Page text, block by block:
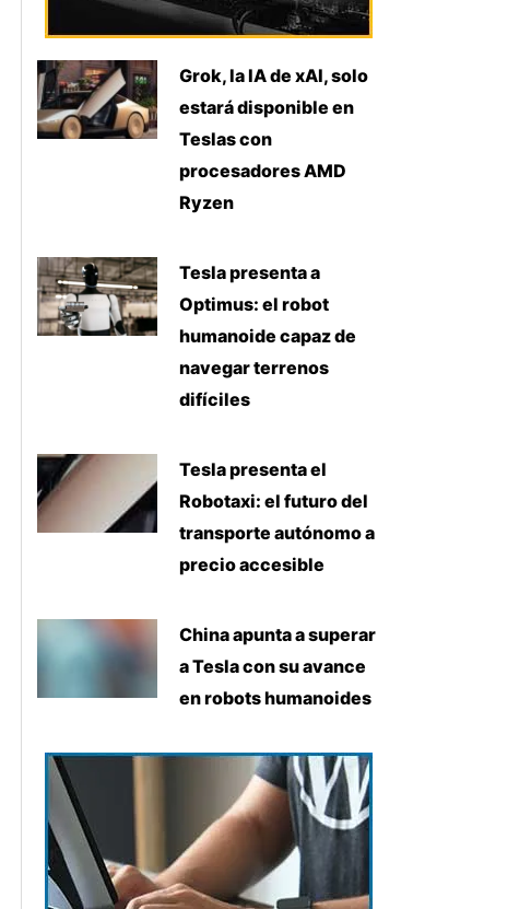
Grok, la IA de xAI, solo
estará disponible en
Teslas con
procesadores AMD
Ryzen
Tesla presenta a
Optimus: el robot
humanoide capaz de
navegar terrenos
difíciles
Tesla presenta el
Robotaxi: el futuro del
transporte autónomo a
precio accesible
China apunta a superar
a Tesla con su avance
en robots humanoides